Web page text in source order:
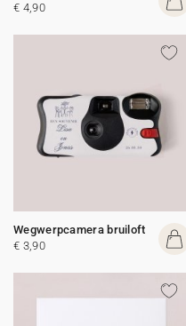
€ 4,90
Wegwerpcamera bruiloft
€ 3,90